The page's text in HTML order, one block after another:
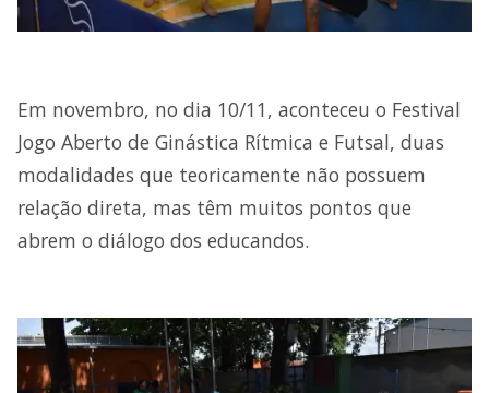
Em novembro, no dia 10/11, aconteceu o Festival
Jogo Aberto de Ginástica Rítmica e Futsal, duas
modalidades que teoricamente não possuem
relação direta, mas têm muitos pontos que
abrem o diálogo dos educandos.